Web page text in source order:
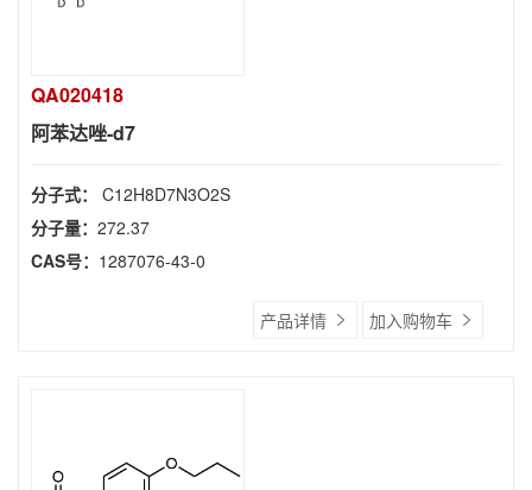
QA020418
阿苯达唑-d7
分子式： C12H8D7N3O2S
分子量： 272.37
CAS号： 1287076-43-0
产品详情 加入购物车